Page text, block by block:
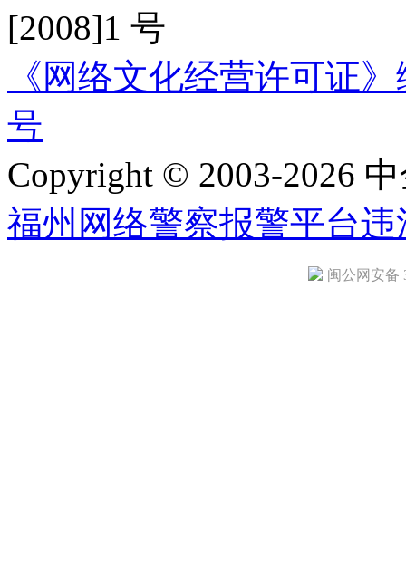
[2008]1 号
《网络文化经营许可证
号
Copyright © 2003-2026
福州网络警察报警平台违
闽公网安备